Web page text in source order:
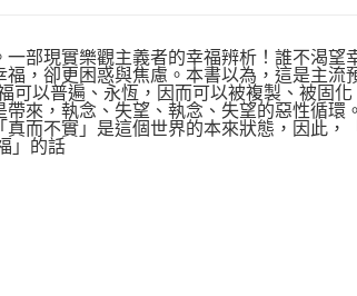
部現實樂觀主義者的幸福辨析！誰不渴望
，卻更困惑與焦慮。本書以為，這是主流
可以普遍、永恆，因而可以被複製、被固
來，執念、失望、執念、失望的惡性循環
而不實」是這個世界的本來狀態，因此，
」的話